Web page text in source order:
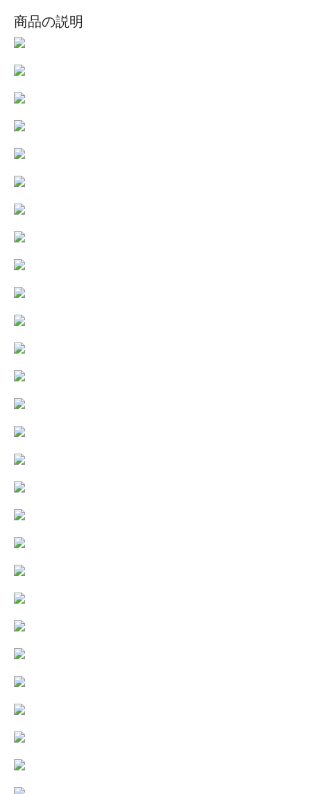
商品の説明